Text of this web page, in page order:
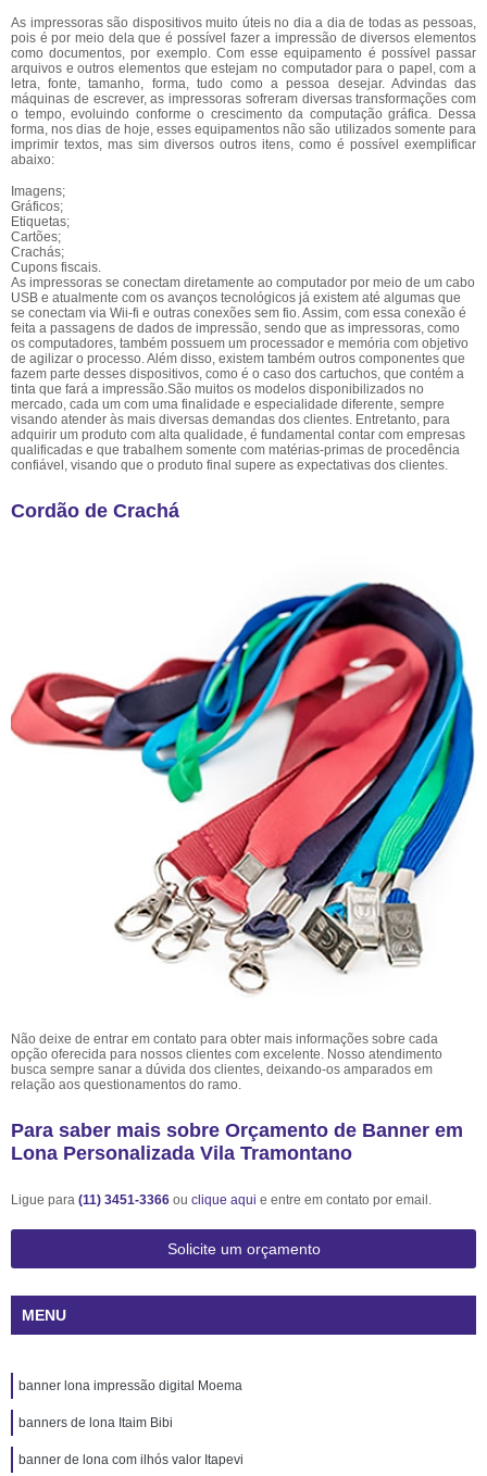
As impressoras são dispositivos muito úteis no dia a dia de todas as pessoas,
pois é por meio dela que é possível fazer a impressão de diversos elementos
como documentos, por exemplo. Com esse equipamento é possível passar
arquivos e outros elementos que estejam no computador para o papel, com a
letra, fonte, tamanho, forma, tudo como a pessoa desejar. Advindas das
máquinas de escrever, as impressoras sofreram diversas transformações com
o tempo, evoluindo conforme o crescimento da computação gráfica. Dessa
forma, nos dias de hoje, esses equipamentos não são utilizados somente para
imprimir textos, mas sim diversos outros itens, como é possível exemplificar
abaixo:
Imagens;
Gráficos;
Etiquetas;
Cartões;
Crachás;
Cupons fiscais.
As impressoras se conectam diretamente ao computador por meio de um cabo
USB e atualmente com os avanços tecnológicos já existem até algumas que
se conectam via Wii-fi e outras conexões sem fio. Assim, com essa conexão é
feita a passagens de dados de impressão, sendo que as impressoras, como
os computadores, também possuem um processador e memória com objetivo
de agilizar o processo. Além disso, existem também outros componentes que
fazem parte desses dispositivos, como é o caso dos cartuchos, que contém a
tinta que fará a impressão.São muitos os modelos disponibilizados no
mercado, cada um com uma finalidade e especialidade diferente, sempre
visando atender às mais diversas demandas dos clientes. Entretanto, para
adquirir um produto com alta qualidade, é fundamental contar com empresas
qualificadas e que trabalhem somente com matérias-primas de procedência
confiável, visando que o produto final supere as expectativas dos clientes.
Cordão de Crachá
Não deixe de entrar em contato para obter mais informações sobre cada
opção oferecida para nossos clientes com excelente. Nosso atendimento
busca sempre sanar a dúvida dos clientes, deixando-os amparados em
relação aos questionamentos do ramo.
Para saber mais sobre Orçamento de Banner em
Lona Personalizada Vila Tramontano
Ligue para (11) 3451-3366 ou clique aqui e entre em contato por email.
Solicite um orçamento
MENU
banner lona impressão digital Moema
banners de lona Itaim Bibi
banner de lona com ilhós valor Itapevi